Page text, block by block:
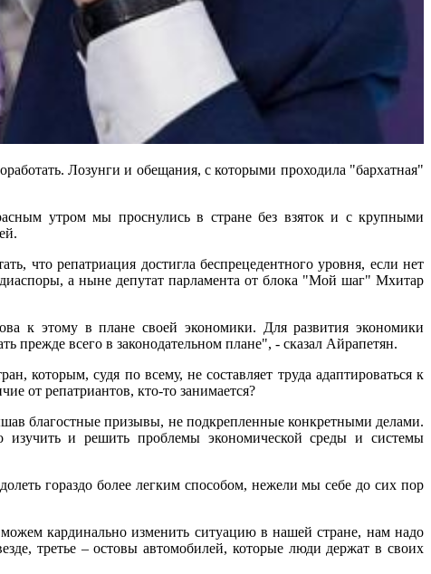
Лозунги и обещания, с которыми проходила "бархатная"
утром мы проснулись в стране без взяток и с крупными
что репатриация достигла беспрецедентного уровня, если нет
а ныне депутат парламента от блока "Мой шаг" Мхитар
к этому в плане своей экономики. Для развития экономики
прежде всего в законодательном плане", - сказал Айрапетян.
которым, судя по всему, не составляет труда адаптироваться к
от репатриантов, кто-то занимается?
благостные призывы, не подкрепленные конкретными делами.
изучить и решить проблемы экономической среды и системы
гораздо более легким способом, нежели мы себе до сих пор
кардинально изменить ситуацию в нашей стране, нам надо
третье – остовы автомобилей, которые люди держат в своих